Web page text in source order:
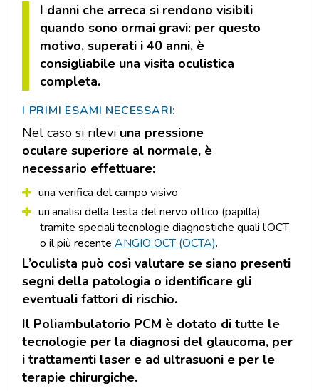
I danni che arreca si rendono visibili
quando sono ormai gravi: per questo
motivo, superati i 40 anni, è
consigliabile una visita oculistica
completa.
I PRIMI ESAMI NECESSARI:
Nel caso si rilevi una pressione
oculare superiore al normale, è
necessario effettuare:
una verifica del campo visivo
un’analisi della testa del nervo ottico (papilla)
tramite speciali tecnologie diagnostiche quali l’OCT
o il più recente ANGIO OCT (OCTA).
L’oculista può così valutare se siano presenti
segni della patologia o identificare gli
eventuali fattori di rischio.
Il Poliambulatorio PCM è dotato di tutte le
tecnologie per la diagnosi del glaucoma, per
i trattamenti laser e ad ultrasuoni e per le
terapie chirurgiche.